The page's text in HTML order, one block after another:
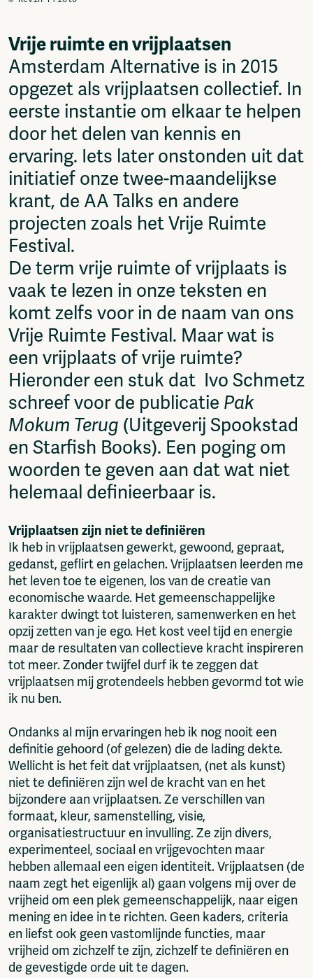
Vrije ruimte en vrijplaatsen
Amsterdam Alternative is in 2015
opgezet als vrijplaatsen collectief. In
eerste instantie om elkaar te helpen
door het delen van kennis en
ervaring. Iets later onstonden uit dat
initiatief onze twee-maandelijkse
krant, de AA Talks en andere
projecten zoals het Vrije Ruimte
Festival.
De term vrije ruimte of vrijplaats is
vaak te lezen in onze teksten en
komt zelfs voor in de naam van ons
Vrije Ruimte Festival. Maar wat is
een vrijplaats of vrije ruimte?
Hieronder een stuk dat Ivo Schmetz
schreef voor de publicatie Pak
Mokum Terug (Uitgeverij Spookstad
en Starfish Books). Een poging om
woorden te geven aan dat wat niet
helemaal definieerbaar is.
Vrijplaatsen zijn niet te definiëren
Ik heb in vrijplaatsen gewerkt, gewoond, gepraat,
gedanst, geflirt en gelachen. Vrijplaatsen leerden me
het leven toe te eigenen, los van de creatie van
economische waarde. Het gemeenschappelijke
karakter dwingt tot luisteren, samenwerken en het
opzij zetten van je ego. Het kost veel tijd en energie
maar de resultaten van collectieve kracht inspireren
tot meer. Zonder twijfel durf ik te zeggen dat
vrijplaatsen mij grotendeels hebben gevormd tot wie
ik nu ben.
Ondanks al mijn ervaringen heb ik nog nooit een
definitie gehoord (of gelezen) die de lading dekte.
Wellicht is het feit dat vrijplaatsen, (net als kunst)
niet te definiëren zijn wel de kracht van en het
bijzondere aan vrijplaatsen. Ze verschillen van
formaat, kleur, samenstelling, visie,
organisatiestructuur en invulling. Ze zijn divers,
experimenteel, sociaal en vrijgevochten maar
hebben allemaal een eigen identiteit. Vrijplaatsen (de
naam zegt het eigenlijk al) gaan volgens mij over de
vrijheid om een plek gemeenschappelijk, naar eigen
mening en idee in te richten. Geen kaders, criteria
en liefst ook geen vastomlijnde functies, maar
vrijheid om zichzelf te zijn, zichzelf te definiëren en
de gevestigde orde uit te dagen.